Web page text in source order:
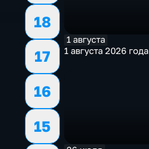
18
17
16
15
1 августа
1 августа 2026 года